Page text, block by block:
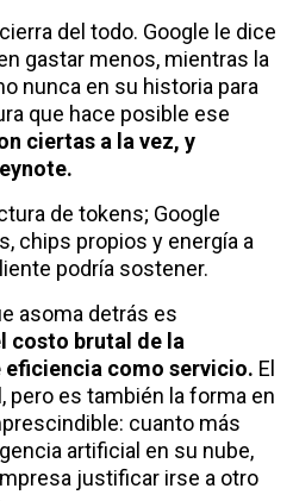
del todo. Google le dice
gastar menos, mientras la
nunca en su historia para
que hace posible ese
ciertas a la vez, y
de tokens; Google
chips propios y energía a
podría sostener.
asoma detrás es
costo brutal de la
como servicio. El
pero es también la forma en
cuanto más
artificial en su nube,
justificar irse a otro